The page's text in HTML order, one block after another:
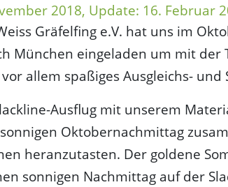
2018, Update: 16. Februar
Gräfelfing e.V. hat uns im
München eingeladen um mit
allem spaßiges Ausgleichs-
Ausflug mit unserem
Oktobernachmittag
heranzutasten. Der goldene
sonnigen Nachmittag auf der